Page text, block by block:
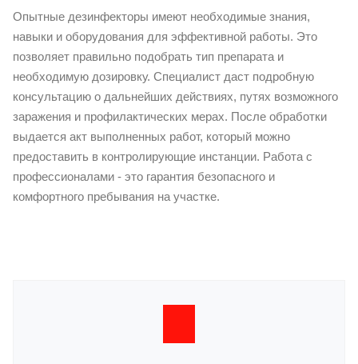
Опытные дезинфекторы имеют необходимые знания,
навыки и оборудования для эффективной работы. Это
позволяет правильно подобрать тип препарата и
необходимую дозировку. Специалист даст подробную
консультацию о дальнейших действиях, путях возможного
заражения и профилактических мерах. После обработки
выдается акт выполненных работ, который можно
предоставить в контролирующие инстанции. Работа с
профессионалами - это гарантия безопасного и
комфортного пребывания на участке.